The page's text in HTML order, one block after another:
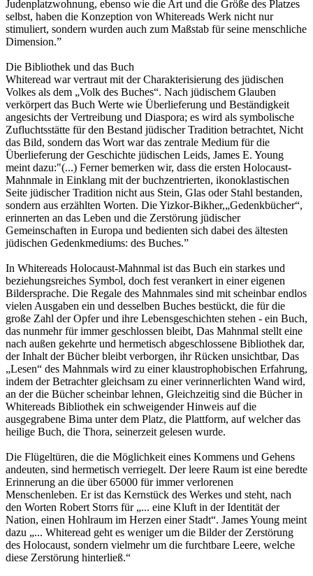
Judenplatzwohnung, ebenso wie die Art und die Größe des Platzes
selbst, haben die Konzeption von Whitereads Werk nicht nur
stimuliert, sondern wurden auch zum Maßstab für seine menschliche
Dimension.”
Die Bibliothek und das Buch
Whiteread war vertraut mit der Charakterisierung des jüdischen
Volkes als dem „Volk des Buches“. Nach jüdischem Glauben
verkörpert das Buch Werte wie Überlieferung und Beständigkeit
angesichts der Vertreibung und Diaspora; es wird als symbolische
Zufluchtsstätte für den Bestand jüdischer Tradition betrachtet, Nicht
das Bild, sondern das Wort war das zentrale Medium für die
Überlieferung der Geschichte jüdischen Leids, James E. Young
meint dazu:"(...) Ferner bemerken wir, dass die ersten Holocaust-
Mahnmale in Einklang mit der buchzentrierten, ikonoklastischen
Seite jüdischer Tradition nicht aus Stein, Glas oder Stahl bestanden,
sondern aus erzählten Worten. Die Yizkor-Bikher,„Gedenkbücher“,
erinnerten an das Leben und die Zerstörung jüdischer
Gemeinschaften in Europa und bedienten sich dabei des ältesten
jüdischen Gedenkmediums: des Buches.”
In Whitereads Holocaust-Mahnmal ist das Buch ein starkes und
beziehungsreiches Symbol, doch fest verankert in einer eigenen
Bildersprache. Die Regale des Mahnmales sind mit scheinbar endlos
vielen Ausgaben ein und desselben Buches bestückt, die für die
große Zahl der Opfer und ihre Lebensgeschichten stehen - ein Buch,
das nunmehr für immer geschlossen bleibt, Das Mahnmal stellt eine
nach außen gekehrte und hermetisch abgeschlossene Bibliothek dar,
der Inhalt der Bücher bleibt verborgen, ihr Rücken unsichtbar, Das
„Lesen“ des Mahnmals wird zu einer klaustrophobischen Erfahrung,
indem der Betrachter gleichsam zu einer verinnerlichten Wand wird,
an der die Bücher scheinbar lehnen, Gleichzeitig sind die Bücher in
Whitereads Bibliothek ein schweigender Hinweis auf die
ausgegrabene Bima unter dem Platz, die Plattform, auf welcher das
heilige Buch, die Thora, seinerzeit gelesen wurde.
Die Flügeltüren, die die Möglichkeit eines Kommens und Gehens
andeuten, sind hermetisch verriegelt. Der leere Raum ist eine beredte
Erinnerung an die über 65000 für immer verlorenen
Menschenleben. Er ist das Kernstück des Werkes und steht, nach
den Worten Robert Storrs für „... eine Kluft in der Identität der
Nation, einen Hohlraum im Herzen einer Stadt“. James Young meint
dazu „... Whiteread geht es weniger um die Bilder der Zerstörung
des Holocaust, sondern vielmehr um die furchtbare Leere, welche
diese Zerstörung hinterließ.“